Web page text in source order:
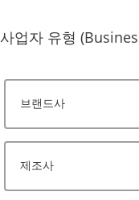
사업자 유형
브랜드사
제조사